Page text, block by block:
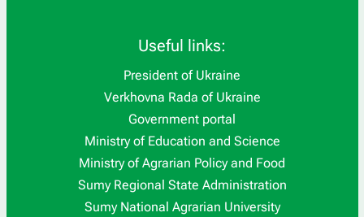
Useful links:
President of Ukraine
Verkhovna Rada of Ukraine
Government portal
Ministry of Education and Science
Ministry of Agrarian Policy and Food
Sumy Regional State Administration
Sumy National Agrarian University